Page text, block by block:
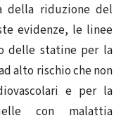
della riduzione del
evidenze, le linee
delle statine per la
alto rischio che non
e per la
con malattia